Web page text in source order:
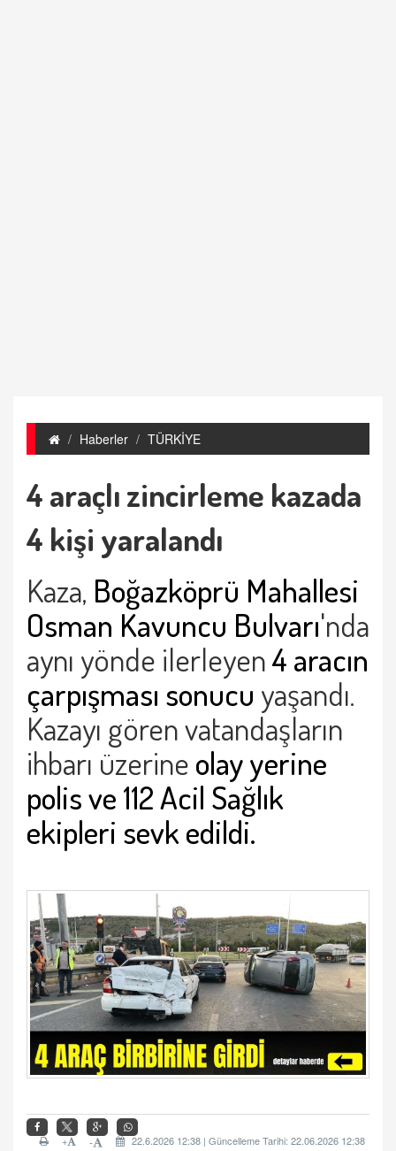
Haberler TÜRKİYE
4 araçlı zincirleme kazada
4 kişi yaralandı
Kaza, Boğazköprü Mahallesi
Osman Kavuncu Bulvarı'nda
aynı yönde ilerleyen4 aracın
çarpışması sonucu yaşandı.
Kazayı gören vatandaşların
ihbarı üzerineolay yerine
polis ve 112 Acil Sağlık
ekipleri sevk edildi.
22.6.2026 12:38 | Güncelleme Tarihi: 22.06.2026 12:38
-
+